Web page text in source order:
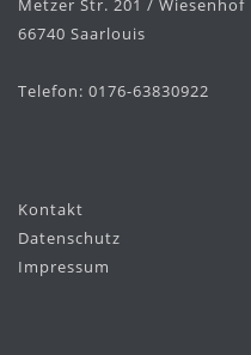
Metzer Str. 201 / Wiesenhof
66740 Saarlouis
Telefon: 0176-63830922
Kontakt
Datenschutz
Impressum